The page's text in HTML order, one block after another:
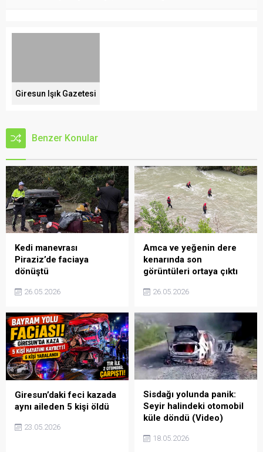
Giresun Işık Gazetesi
Benzer Konular
Kedi manevrası
Piraziz’de faciaya
dönüştü
26.05.2026
Amca ve yeğenin dere
kenarında son
görüntüleri ortaya çıktı
26.05.2026
Giresun’daki feci kazada
aynı aileden 5 kişi öldü
23.05.2026
Sisdağı yolunda panik:
Seyir halindeki otomobil
küle döndü (Video)
18.05.2026